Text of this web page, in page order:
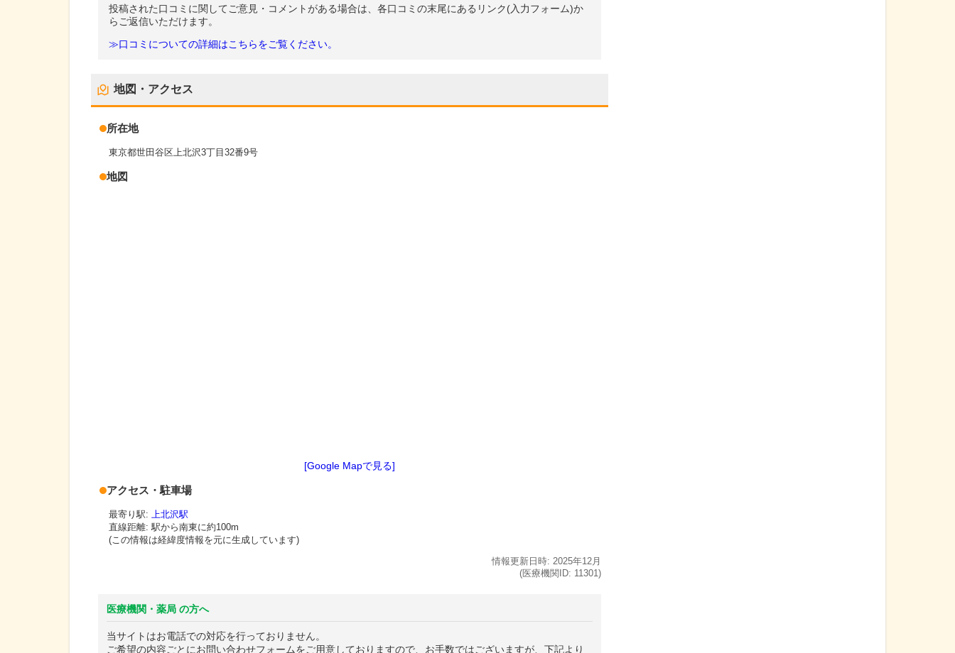
投稿された口コミに関してご意見・コメントがある場合は、各口コミの末尾にあるリンク(入力フォーム)か
らご返信いただけます。
≫口コミについての詳細はこちらをご覧ください。
地図・アクセス
所在地
東京都世田谷区上北沢3丁目32番9号
地図
[Google Mapで見る]
アクセス・駐車場
最寄り駅: 上北沢駅
直線距離: 駅から南東に約100m
(この情報は経緯度情報を元に生成しています)
情報更新日時: 2025年12月
(医療機関ID: 11301)
医療機関・薬局 の方へ
当サイトはお電話での対応を行っておりません。
ご希望の内容ごとにお問い合わせフォームをご用意しておりますので、お手数ではございますが、下記より